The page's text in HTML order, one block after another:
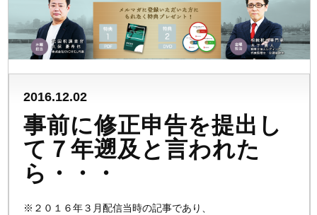
2016.12.02
事前に修正申告を提出し
て７年遡及と言われた
ら・・・
※２０１６年３月配信当時の記事であり、